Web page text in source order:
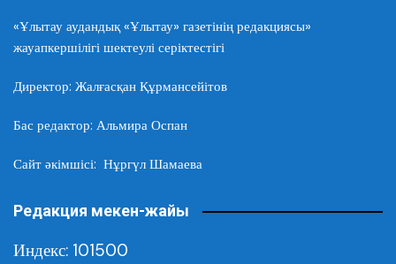
«Ұлытау аудандық «Ұлытау» газетінің редакциясы»
жауапкершілігі шектеулі серіктестігі
Директор: Жалғасқан Құрмансейітов
Бас редактор: Альмира Оспан
Сайт әкімшісі: Нұргүл Шамаева
Редакция мекен-жайы
Индекс: 101500